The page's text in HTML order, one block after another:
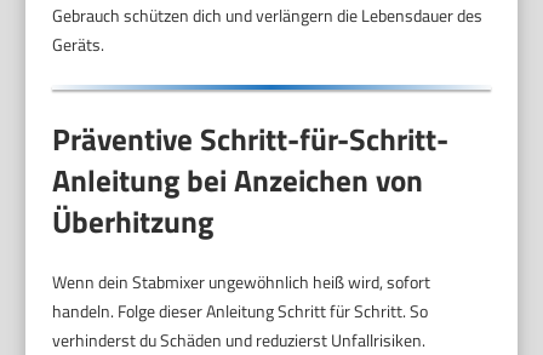
Gebrauch schützen dich und verlängern die Lebensdauer des
Geräts.
Präventive Schritt-für-Schritt-
Anleitung bei Anzeichen von
Überhitzung
Wenn dein Stabmixer ungewöhnlich heiß wird, sofort
handeln. Folge dieser Anleitung Schritt für Schritt. So
verhinderst du Schäden und reduzierst Unfallrisiken.